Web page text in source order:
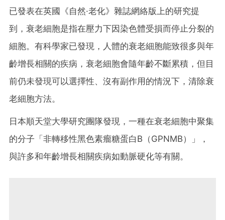
已發表在英國《自然·老化》雜誌網絡版上的研究提
到，衰老細胞是指在壓力下因染色體受損而停止分裂的
細胞。有科學家已發現，人體的衰老細胞能致很多與年
齡增長相關的疾病，衰老細胞會隨年齡不斷累積，但目
前仍未發現可以選擇性、沒有副作用的情況下，清除衰
老細胞方法。
日本順天堂大學研究團隊發現，一種在衰老細胞中聚集
的分子「非轉移性黑色素瘤糖蛋白B（GPNMB）」，
與許多和年齡增長相關疾病如動脈硬化等有關。